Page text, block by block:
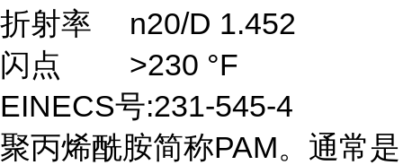
折射率
n20/D 1.452
闪点
>230 °F
EINECS号:231-545-4
聚丙烯酰胺简称PAM。通常是